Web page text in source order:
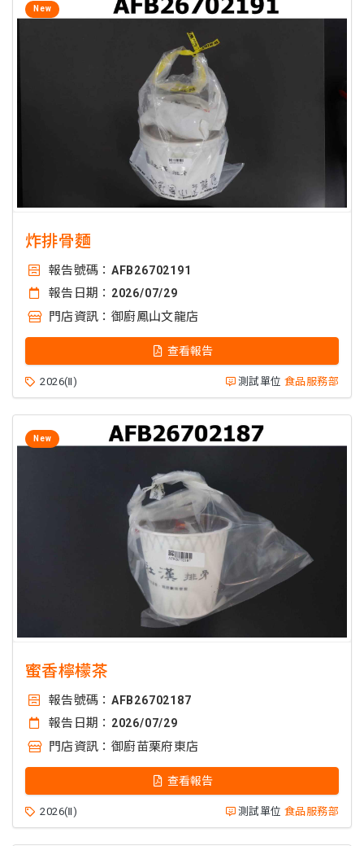
New
炸排骨麵
報告號碼： AFB26702191
報告日期： 2026/07/29
門店資訊： 御廚鳳山文龍店
查看報告
2026(Ⅱ) 測試單位 食品服務部
New
蜜香檸檬茶
報告號碼： AFB26702187
報告日期： 2026/07/29
門店資訊： 御廚苗栗府東店
查看報告
2026(Ⅱ) 測試單位 食品服務部